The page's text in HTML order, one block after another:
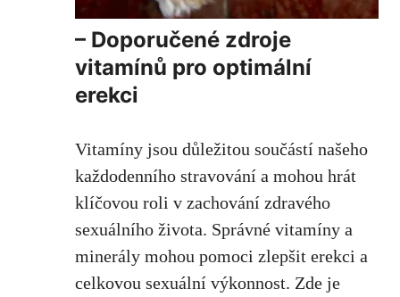
– Doporučené zdroje
vitamínů pro optimální
erekci
Vitamíny jsou důležitou součástí našeho
každodenního stravování a mohou hrát
klíčovou roli v zachování zdravého
sexuálního života. Správné vitamíny a
minerály mohou pomoci zlepšit erekci a
celkovou sexuální výkonnost. Zde je